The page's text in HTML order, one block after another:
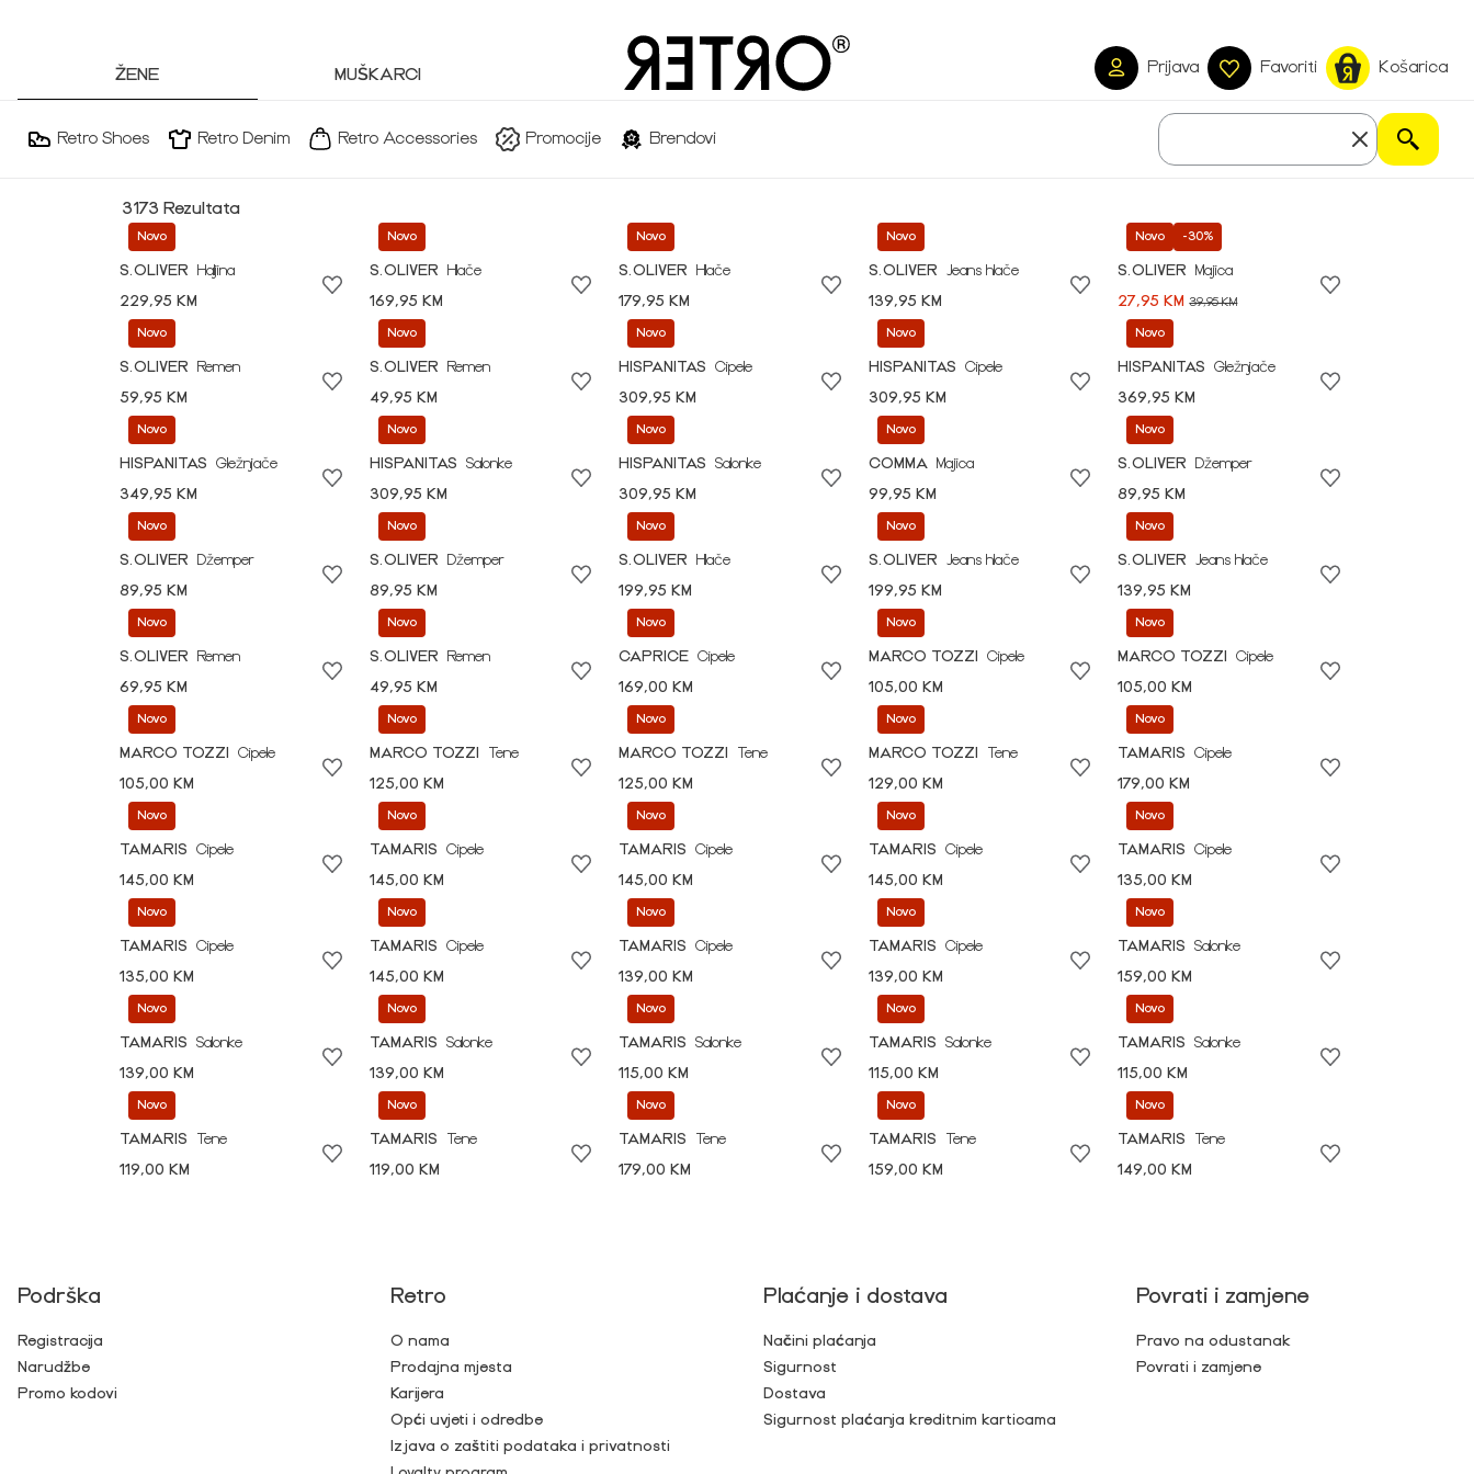
ŽENE MUŠKARCI Prijava Favoriti Košarica
Retro Shoes Retro Denim Retro Accessories Promocije Brendovi
3173 Rezultata
Novo
S.OLIVER
Haljina
229,95 KM
Novo
S.OLIVER
Hlače
169,95 KM
Novo
S.OLIVER
Hlače
179,95 KM
Novo
S.OLIVER
Jeans hlače
139,95 KM
Novo -30%
S.OLIVER
Majica
27,95 KM39,95 KM
Novo
S.OLIVER
Remen
59,95 KM
Novo
S.OLIVER
Remen
49,95 KM
Novo
HISPANITAS
Cipele
309,95 KM
Novo
HISPANITAS
Cipele
309,95 KM
Novo
HISPANITAS
Gležnjače
369,95 KM
Novo
HISPANITAS
Gležnjače
349,95 KM
Novo
HISPANITAS
Salonke
309,95 KM
Novo
HISPANITAS
Salonke
309,95 KM
Novo
COMMA
Majica
99,95 KM
Novo
S.OLIVER
Džemper
89,95 KM
Novo
S.OLIVER
Džemper
89,95 KM
Novo
S.OLIVER
Džemper
89,95 KM
Novo
S.OLIVER
Hlače
199,95 KM
Novo
S.OLIVER
Jeans hlače
199,95 KM
Novo
S.OLIVER
Jeans hlače
139,95 KM
Novo
S.OLIVER
Remen
69,95 KM
Novo
S.OLIVER
Remen
49,95 KM
Novo
CAPRICE Cipele
169,00 KM
Novo
MARCO TOZZI
Cipele
105,00 KM
Novo
MARCO TOZZI
Cipele
105,00 KM
Novo
MARCO TOZZI
Cipele
105,00 KM
Novo
MARCO TOZZI
Tene
125,00 KM
Novo
MARCO TOZZI
Tene
125,00 KM
Novo
MARCO TOZZI
Tene
129,00 KM
Novo
TAMARIS
Cipele
179,00 KM
Novo
TAMARIS
Cipele
145,00 KM
Novo
TAMARIS
Cipele
145,00 KM
Novo
TAMARIS
Cipele
145,00 KM
Novo
TAMARIS
Cipele
145,00 KM
Novo
TAMARIS
Cipele
135,00 KM
Novo
TAMARIS
Cipele
135,00 KM
Novo
TAMARIS
Cipele
145,00 KM
Novo
TAMARIS
Cipele
139,00 KM
Novo
TAMARIS
Cipele
139,00 KM
Novo
TAMARIS
Salonke
159,00 KM
Novo
TAMARIS
Salonke
139,00 KM
Novo
TAMARIS
Salonke
139,00 KM
Novo
TAMARIS
Salonke
115,00 KM
Novo
TAMARIS
Salonke
115,00 KM
Novo
TAMARIS
Salonke
115,00 KM
Novo
TAMARIS
Tene
119,00 KM
Novo
TAMARIS
Tene
119,00 KM
Novo
TAMARIS
Tene
179,00 KM
Novo
TAMARIS
Tene
159,00 KM
Novo
TAMARIS
Tene
149,00 KM
Podrška
Registracija
Narudžbe
Promo kodovi
Retro
O nama
Prodajna mjesta
Karijera
Opći uvjeti i odredbe
Izjava o zaštiti podataka i privatnosti
Plaćanje i dostava
Načini plaćanja
Sigurnost
Dostava
Sigurnost plaćanja kreditnim karticama
Povrati i zamjene
Pravo na odustanak
Povrati i zamjene